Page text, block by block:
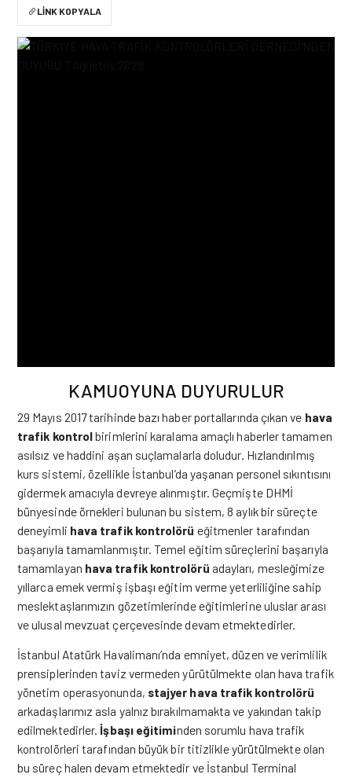
LINK KOPYALA
KAMUOYUNA DUYURULUR
29 Mayıs 2017 tarihinde bazı haber portallarında çıkan ve hava
trafik kontrolbirimlerini karalama amaçlı haberler tamamen
asılsız ve haddini aşan suçlamalarla doludur. Hızlandırılmış
kurs sistemi, özellikle İstanbul’da yaşanan personel sıkıntısını
gidermek amacıyla devreye alınmıştır. Geçmişte DHMİ
bünyesinde örnekleri bulunan bu sistem, 8 aylık bir süreçte
deneyimli hava trafik kontrolörü eğitmenler tarafından
başarıyla tamamlanmıştır. Temel eğitim süreçlerini başarıyla
tamamlayan hava trafik kontrolörü adayları, mesleğimize
yıllarca emek vermiş işbaşı eğitim verme yeterliliğine sahip
meslektaşlarımızın gözetimlerinde eğitimlerine uluslar arası
ve ulusal mevzuat çerçevesinde devam etmektedirler.
İstanbul Atatürk Havalimanı’nda emniyet, düzen ve verimlilik
prensiplerinden taviz vermeden yürütülmekte olan hava trafik
yönetim operasyonunda, stajyer hava trafik kontrolörü
arkadaşlarımız asla yalnız bırakılmamakta ve yakından takip
edilmektedirler. İşbaşı eğitiminden sorumlu hava trafik
kontrolörleri tarafından büyük bir titizlikle yürütülmekte olan
bu süreç halen devam etmektedir ve İstanbul Terminal